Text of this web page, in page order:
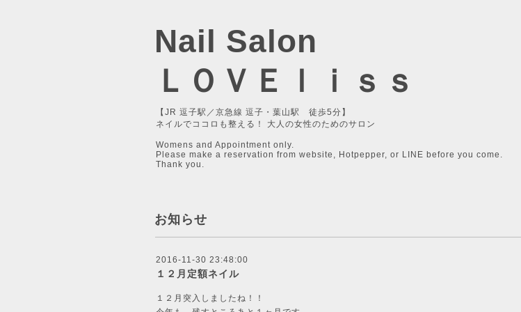
Nail Salon
ＬＯＶＥｌｉｓｓ
【JR 逗子駅／京急線 逗子・葉山駅 徒歩5分】
ネイルでココロも整える！ 大人の女性のためのサロン
Womens and Appointment only.
Please make a reservation from website, Hotpepper, or LINE before you come.
Thank you.
お知らせ
2016-11-30 23:48:00
１２月定額ネイル
１２月突入しましたね！！